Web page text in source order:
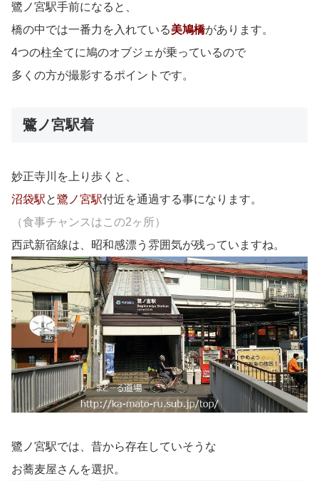
鷺ノ宮駅手前になると、
橋の中では一番力を入れている美鳩橋があります。
4つの柱全てに鳩のオブジェが乗っているので
多くの方が撮影するポイントです。
鷺ノ宮駅着
妙正寺川を上り歩くと、
沼袋駅と鷺ノ宮駅付近を通過する事になります。
（食事チャンスはこの2ヶ所）
西武新宿線は、昭和感漂う雰囲気が残っていますね。
鷺ノ宮駅では、昔から存在していそうな
お蕎麦屋さんを選択。